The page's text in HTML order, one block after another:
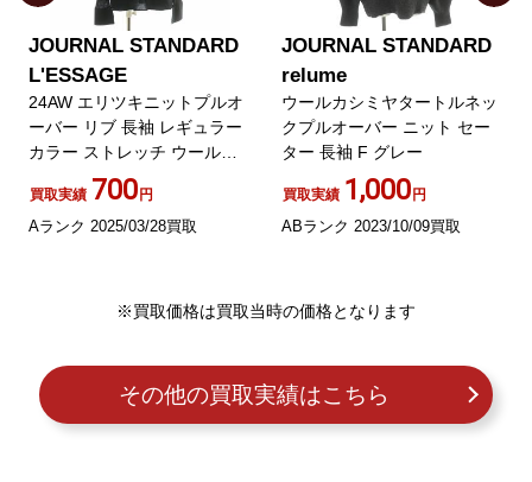
JOURNAL STANDARD
L'ESSAGE
24AW エリツキニットプルオ
ーバー リブ 長袖 レギュラー
カラー ストレッチ ウール混 F
黒 ブラック
買取実績 700円
Aランク 2025/03/28買取
JOURNAL STANDARD
relume
ウールカシミヤタートルネッ
クプルオーバー ニット セー
ター 長袖 F グレー
買取実績 1,000円
ABランク 2023/10/09買取
※買取価格は買取当時の価格となります
その他の買取実績はこちら